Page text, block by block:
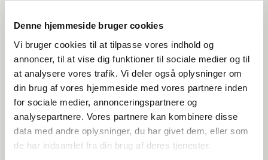
Denne hjemmeside bruger cookies
Vi bruger cookies til at tilpasse vores indhold og
annoncer, til at vise dig funktioner til sociale medier og til
at analysere vores trafik. Vi deler også oplysninger om
din brug af vores hjemmeside med vores partnere inden
for sociale medier, annonceringspartnere og
analysepartnere. Vores partnere kan kombinere disse
data med andre oplysninger, du har givet dem, eller som
de har indsamlet fra din brug af deres tjenester.
Kyhnsvej 6
DK-8680 Ry
(Google Maps)
Viborg
St. Sct. Peder Stræde 16
DK-8800 Viborg
(Google Maps)
VAT number: 27921124